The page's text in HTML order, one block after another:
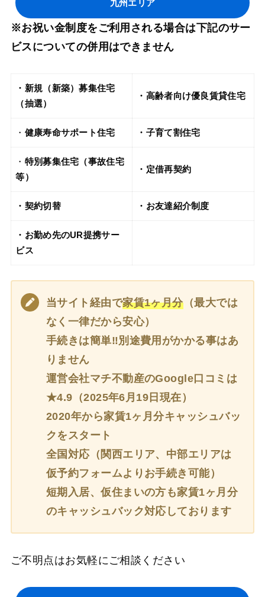
九州エリア
※お祝い金制度をご利用される場合は下記のサー
ビスについての併用はできません
・新規（新築）募集住宅
（抽選）
・高齢者向け優良賃貸住宅
・ 健康寿命サポート住宅 ・子育て割住宅
・ 特別募集住宅（事故住宅
等）
・定借再契約
・契約切替 ・お友達紹介制度
・お勤め先のUR提携サー
ビス
当サイト経由で家賃1ヶ月分（最大では
なく一律だから安心）
手続きは簡単‼別途費用がかかる事はあ
りません
運営会社マチ不動産のGoogle口コミは
★4.9（2025年6月19日現在）
2020年から家賃1ヶ月分キャッシュバッ
クをスタート
全国対応（関西エリア、中部エリアは
仮予約フォームよりお手続き可能）
短期入居、仮住まいの方も家賃1ヶ月分
のキャッシュバック対応しております
ご不明点はお気軽にご相談ください